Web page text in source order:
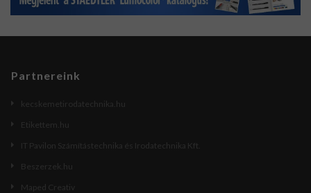
Partnereink
kecskemetirodatechnika.hu
Etikettem.hu
IT Pavilon Számítástechnika és Irodatechnika Kft.
Beszerzek.hu
Maped Creativ